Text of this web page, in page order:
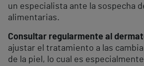
un especialista ante la sospecha
alimentarias.
Consultar regularmente al
ajustar el tratamiento a las
de la piel, lo cual es